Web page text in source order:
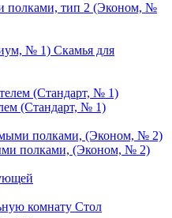
полками, тип 2 (Эконом, №
Скамья для
(Стандарт, № 1)
полками, (Эконом, № 2)
Стол